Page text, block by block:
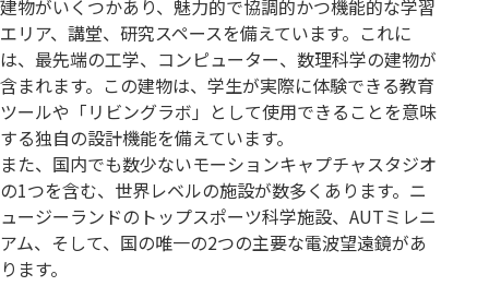
建物がいくつかあり、魅力的で協調的かつ機能的な学習
エリア、講堂、研究スペースを備えています。これに
は、最先端の工学、コンピューター、数理科学の建物が
含まれます。この建物は、学生が実際に体験できる教育
ツールや「リビングラボ」として使用できることを意味
する独自の設計機能を備えています。
また、国内でも数少ないモーションキャプチャスタジオ
の1つを含む、世界レベルの施設が数多くあります。ニ
ュージーランドのトップスポーツ科学施設、AUTミレニ
アム、そして、国の唯一の2つの主要な電波望遠鏡があ
ります。